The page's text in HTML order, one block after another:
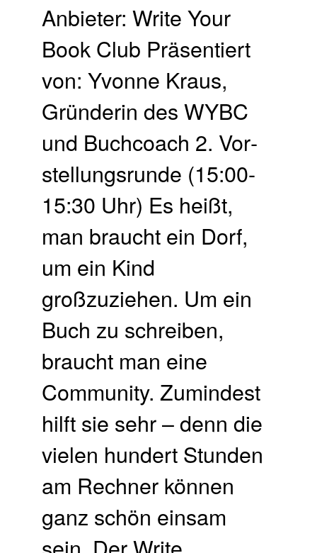
Anbieter: Write Your
Book Club Präsentiert
von: Yvonne Kraus,
Gründerin des WYBC
und Buchcoach 2. Vor­
stellungs­runde (15:00-
15:30 Uhr) Es heißt,
man braucht ein Dorf,
um ein Kind
großzuziehen. Um ein
Buch zu schreiben,
braucht man eine
Community. Zumindest
hilft sie sehr – denn die
vielen hundert Stunden
am Rechner können
ganz schön einsam